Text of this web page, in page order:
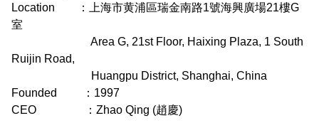
Location ：上海市黄浦區瑞金南路1號海興廣場21樓G
室
Area G, 21st Floor, Haixing Plaza, 1 South
Ruijin Road,
Huangpu District, Shanghai, China
Founded ：1997
CEO ：Zhao Qing (趙慶)